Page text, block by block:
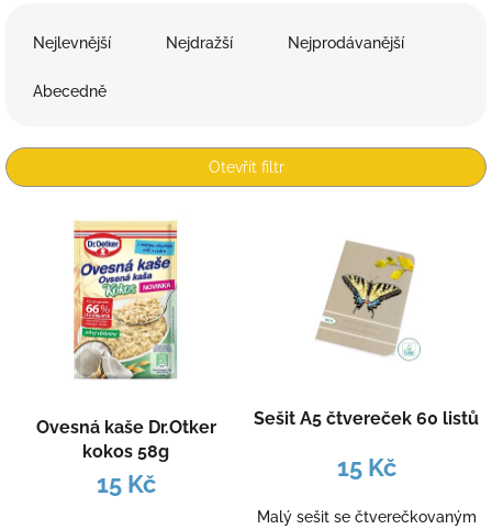
p
r
Nejlevnější Nejdražší Nejprodávanější
Abecedně
Otevřít filtr
Ovesná kaše Dr.Otker
kokos 58g
15 Kč
Sešit A5 čtvereček 60 listů
15 Kč
Malý sešit se čtverečkovaným